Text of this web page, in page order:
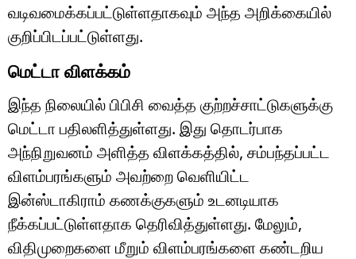
வடிவமைக்கப்பட்டுள்ளதாகவும் அந்த அறிக்கையில்
குறிப்பிடப்பட்டுள்ளது.
மெட்டா விளக்கம்
இந்த நிலையில் பிபிசி வைத்த குற்றச்சாட்டுகளுக்கு
மெட்டா பதிலளித்துள்ளது. இது தொடர்பாக
அந்நிறுவனம் அளித்த விளக்கத்தில், சம்பந்தப்பட்ட
விளம்பரங்களும் அவற்றை வெளியிட்ட
இன்ஸ்டாகிராம் கணக்குகளும் உடனடியாக
நீக்கப்பட்டுள்ளதாக தெரிவித்துள்ளது. மேலும்,
விதிமுறைகளை மீறும் விளம்பரங்களை கண்டறிய